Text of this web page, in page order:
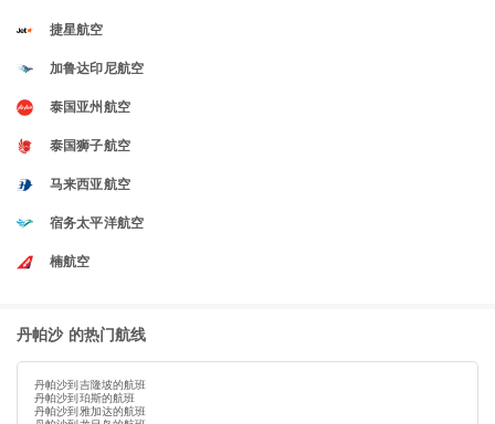
捷星航空
加鲁达印尼航空
泰国亚州航空
泰国狮子航空
马来西亚航空
宿务太平洋航空
楠航空
丹帕沙 的热门航线
丹帕沙到吉隆坡的航班
丹帕沙到珀斯的航班
丹帕沙到雅加达的航班